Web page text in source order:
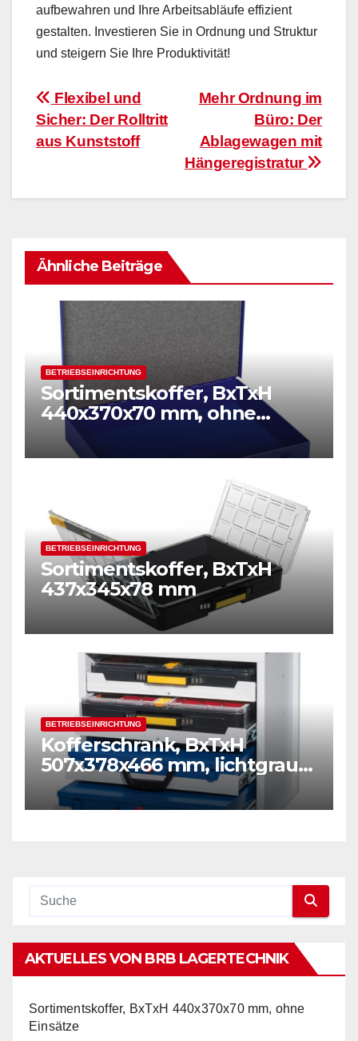
aufbewahren und Ihre Arbeitsabläufe effizient
gestalten. Investieren Sie in Ordnung und Struktur
und steigern Sie Ihre Produktivität!
Beitragsnavigation
Mehr Ordnung im
Büro: Der
Ablagewagen mit
Hängeregistratur
Flexibel und
Sicher: Der Rolltritt
aus Kunststoff
Ähnliche Beiträge
BETRIEBSEINRICHTUNG
Sortimentskoffer, BxTxH
440x370x70 mm, ohne
BETRIEBSEINRICHTUNG
Sortimentskoffer, BxTxH
437x345x78 mm
BETRIEBSEINRICHTUNG
Kofferschrank, BxTxH
507x378x466 mm, lichtgrau
RAL 7035
AKTUELLES VON BRB LAGERTECHNIK
Sortimentskoffer, BxTxH 440x370x70 mm, ohne
Einsätze